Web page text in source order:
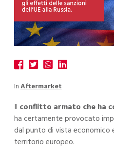
InAftermarket
Il conflitto armato che ha
ha certamente provocato
dal punto di vista
territorio europeo.